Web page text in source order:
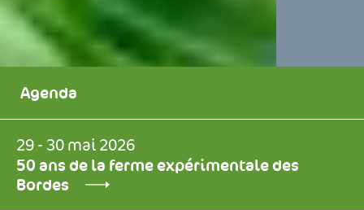
Agenda
29 - 30 mai 2026
50 ans de la ferme expérimentale des
Bordes